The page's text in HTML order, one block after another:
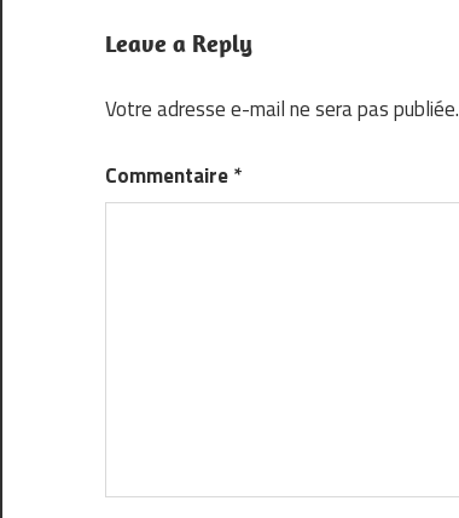
Leave a Reply
Votre adresse e-mail ne sera pas publiée.
Commentaire*